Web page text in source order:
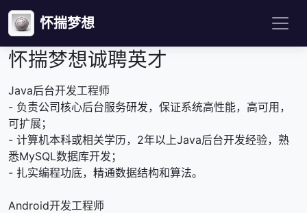
怀揣梦想
怀揣梦想诚聘英才
Java后台开发工程师
- 负责公司核心后台服务研发，保证系统高性能，高可用，
可扩展；
- 计算机本科或相关学历，2年以上Java后台开发经验，熟
悉MySQL数据库开发；
- 扎实编程功底，精通数据结构和算法。
Android开发工程师